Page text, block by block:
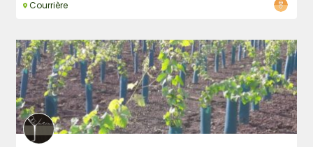
Rechercher
Courrière